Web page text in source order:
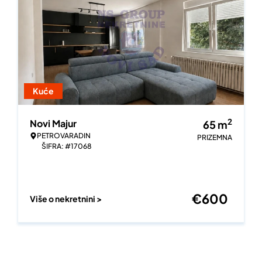
Kuće
Novi Majur
PETROVARADIN
ŠIFRA: #17068
65m2
PRIZEMNA
Više o nekretnini > €600